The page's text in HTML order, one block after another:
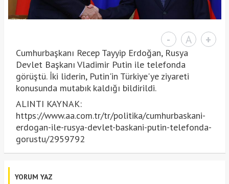
- A +
Cumhurbaşkanı Recep Tayyip Erdoğan, Rusya
Devlet Başkanı Vladimir Putin ile telefonda
görüştü. İki liderin, Putin'in Türkiye'ye ziyareti
konusunda mutabık kaldığı bildirildi.
ALINTI KAYNAK:
https://www.aa.com.tr/tr/politika/cumhurbaskani-
erdogan-ile-rusya-devlet-baskani-putin-telefonda-
gorustu/2959792
YORUM YAZ